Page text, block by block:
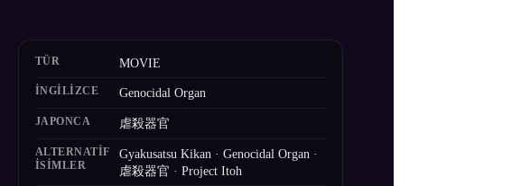
TÜR MOVIE
İNGILIZCE Genocidal Organ
JAPONCA 虐殺器官
ALTERNATIF
ISIMLER
Gyakusatsu Kikan · Genocidal Organ ·
虐殺器官 · Project Itoh